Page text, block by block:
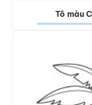
Tô màu